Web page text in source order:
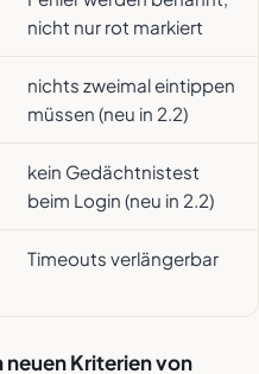
nicht nur rot markiert
nichts zweimal eintippen
müssen (neu in 2.2)
kein Gedächtnistest
beim Login (neu in 2.2)
Timeouts verlängerbar
neuen Kriterien von